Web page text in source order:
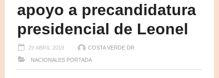
apoyo a precandidatura
presidencial de Leonel
29 ABRIL 2019 COSTA VERDE DR
NACIONALES PORTADA